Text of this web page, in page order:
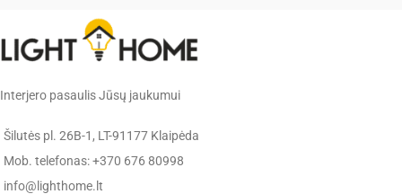
Interjero pasaulis Jūsų jaukumui
Šilutės pl. 26B-1, LT-91177 Klaipėda
Mob. telefonas: +370 676 80998
info@lighthome.lt